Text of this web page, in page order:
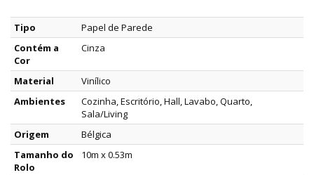
Tipo
Papel de Parede
Contém a
Cor
Cinza
Material
Vinílico
Ambientes
Cozinha, Escritório, Hall, Lavabo, Quarto,
Sala/Living
Origem
Bélgica
Tamanho do
Rolo
10m x 0.53m